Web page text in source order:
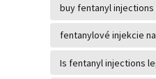
buy fentanyl injections
fentanylové injekcie
Is fentanyl injections